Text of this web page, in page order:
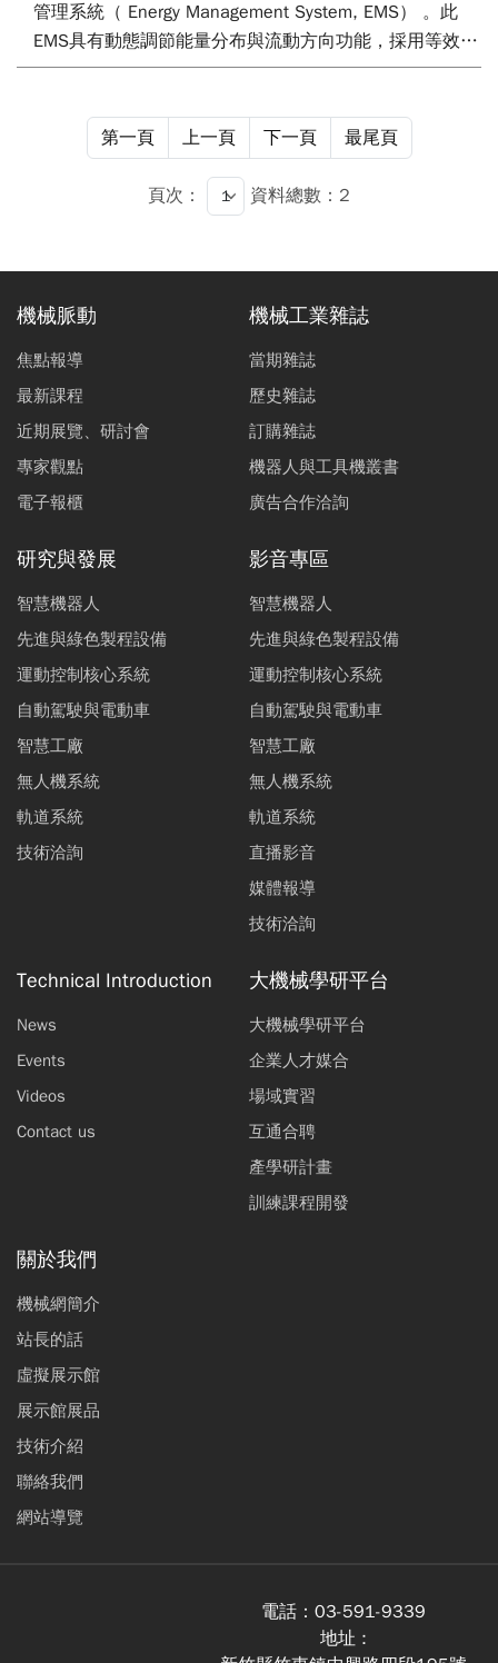
管理系統（ Energy Management System, EMS） 。此
EMS具有動態調節能量分布與流動方向功能，採用等效能
耗最小化策略（ Equivalent Consumption Minimization
能量變動，再經由LIB持續提供能量之需求，使LIC及LIB發
揮最大作用。由於使用LIC可降低LIB對瞬間電流變化負
荷，則可延長LIB的壽命。藉由發揮LIC的輔助功能，可以
增加綠電能（ 風能/太陽能） 的儲存，達到節能減碳之目
第一頁 上一頁 下一頁 最尾頁
頁次： 資料總數：2
機械脈動
焦點報導
最新課程
近期展覽、研討會
專家觀點
電子報櫃
機械工業雜誌
當期雜誌
歷史雜誌
訂購雜誌
機器人與工具機叢書
廣告合作洽詢
研究與發展
智慧機器人
先進與綠色製程設備
運動控制核心系統
自動駕駛與電動車
智慧工廠
無人機系統
軌道系統
技術洽詢
影音專區
智慧機器人
先進與綠色製程設備
運動控制核心系統
自動駕駛與電動車
智慧工廠
無人機系統
軌道系統
直播影音
媒體報導
技術洽詢
Technical Introduction
News
Events
Videos
Contact us
大機械學研平台
大機械學研平台
企業人才媒合
場域實習
互通合聘
產學研計畫
訓練課程開發
關於我們
機械網簡介
站長的話
虛擬展示館
展示館展品
技術介紹
聯絡我們
網站導覽
電話： 03-591-9339
地址 :